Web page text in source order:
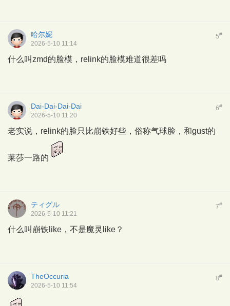
5#
哈尔妮
2026-5-10 11:14
什么叫zmd的脸模，relink的脸模难道很差吗
6#
Dai-Dai-Dai-Dai
2026-5-10 11:20
老实说，relink的脸只比崩铁好些，俗称气球脸，和gust的
莱莎一路的
7#
ティグル
2026-5-10 11:21
什么叫崩铁like，不是魔灵like？
8#
TheOccuria
2026-5-10 11:54